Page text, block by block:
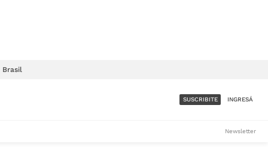
Brasil
SUSCRIBITE INGRESÁ
Newsletter